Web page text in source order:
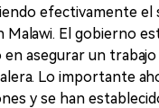
efectivamente el
Malawi. El gobierno
asegurar un
Lo importante
y se han